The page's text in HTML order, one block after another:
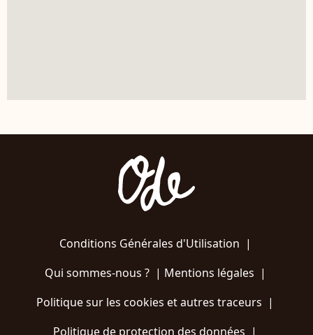
Conditions Générales d'Utilisation |
Qui sommes-nous ?| Mentions légales |
Politique sur les cookies et autres traceurs |
Politique de protection des données |